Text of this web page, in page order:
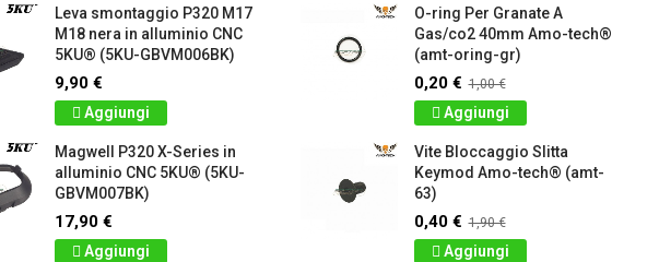
Leva smontaggio P320 M17
M18 nera in alluminio CNC
5KU® (5KU-GBVM006BK)
9,90 €
Aggiungi
Magwell P320 X-Series in
alluminio CNC 5KU® (5KU-
GBVM007BK)
17,90 €
Aggiungi
O-ring Per Granate A
Gas/co2 40mm Amo-tech®
(amt-oring-gr)
0,20 € 1,00 €
Aggiungi
Vite Bloccaggio Slitta
Keymod Amo-tech® (amt-
63)
0,40 € 1,90 €
Aggiungi